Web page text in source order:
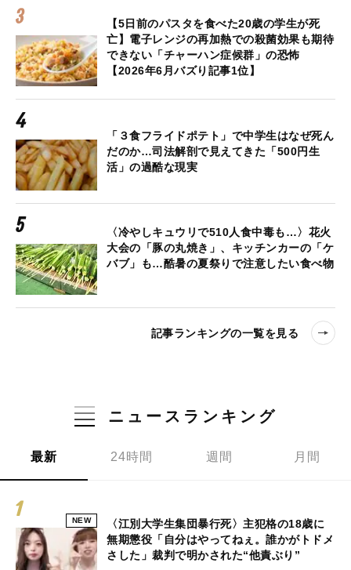
【5日前のパスタを食べた20歳の学生が死
亡】電子レンジの再加熱での殺菌効果も期待
できない「チャーハン症候群」の恐怖
【2026年6月バズり記事1位】
「３食フライドポテト」で中学生はなぜ死ん
だのか…司法解剖で見えてきた「500円生
活」の過酷な現実
〈冷やしキュウリで510人食中毒も…〉花火
大会の「豚の丸焼き」、キッチンカーの「ケ
バブ」も…酷暑の夏祭りで注意したい食べ物
記事ランキングの一覧を見る
ニュースランキング
最新 24時間 週間 月間
NEW
〈江別大学生集団暴行死〉主犯格の18歳に
無期懲役「自分はやってねぇ。誰かがトドメ
さした」裁判で明かされた“他責ぶり”